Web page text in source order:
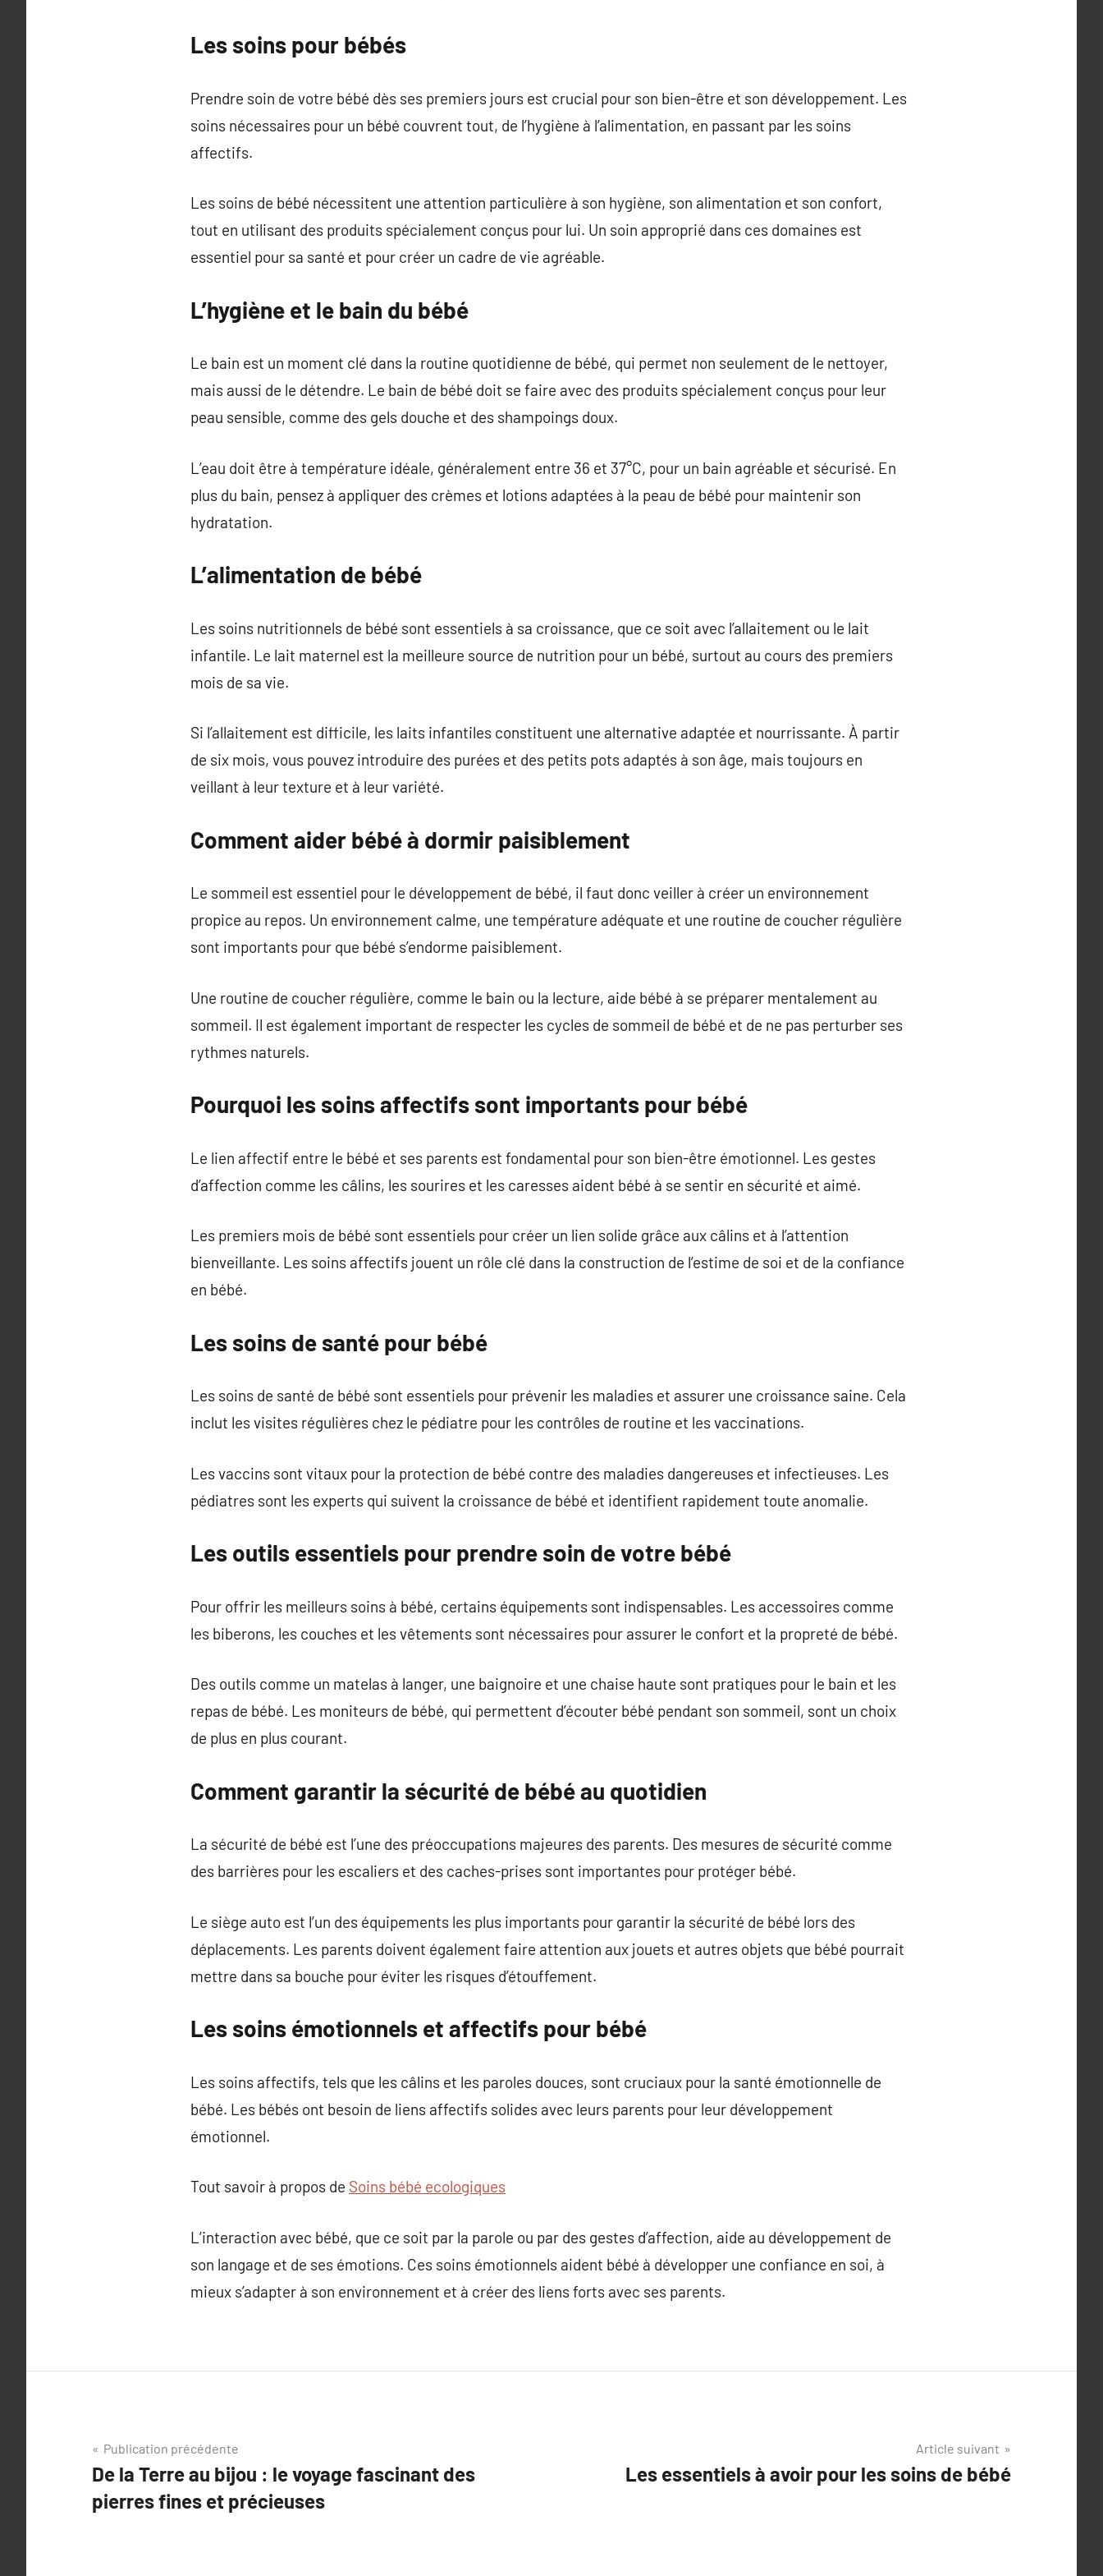
Les soins pour bébés
Prendre soin de votre bébé dès ses premiers jours est crucial pour son bien-être et son développement. Les
soins nécessaires pour un bébé couvrent tout, de l’hygiène à l’alimentation, en passant par les soins
affectifs.
Les soins de bébé nécessitent une attention particulière à son hygiène, son alimentation et son confort,
tout en utilisant des produits spécialement conçus pour lui. Un soin approprié dans ces domaines est
essentiel pour sa santé et pour créer un cadre de vie agréable.
L’hygiène et le bain du bébé
Le bain est un moment clé dans la routine quotidienne de bébé, qui permet non seulement de le nettoyer,
mais aussi de le détendre. Le bain de bébé doit se faire avec des produits spécialement conçus pour leur
peau sensible, comme des gels douche et des shampoings doux.
L’eau doit être à température idéale, généralement entre 36 et 37°C, pour un bain agréable et sécurisé. En
plus du bain, pensez à appliquer des crèmes et lotions adaptées à la peau de bébé pour maintenir son
hydratation.
L’alimentation de bébé
Les soins nutritionnels de bébé sont essentiels à sa croissance, que ce soit avec l’allaitement ou le lait
infantile. Le lait maternel est la meilleure source de nutrition pour un bébé, surtout au cours des premiers
mois de sa vie.
Si l’allaitement est difficile, les laits infantiles constituent une alternative adaptée et nourrissante. À partir
de six mois, vous pouvez introduire des purées et des petits pots adaptés à son âge, mais toujours en
veillant à leur texture et à leur variété.
Comment aider bébé à dormir paisiblement
Le sommeil est essentiel pour le développement de bébé, il faut donc veiller à créer un environnement
propice au repos. Un environnement calme, une température adéquate et une routine de coucher régulière
sont importants pour que bébé s’endorme paisiblement.
Une routine de coucher régulière, comme le bain ou la lecture, aide bébé à se préparer mentalement au
sommeil. Il est également important de respecter les cycles de sommeil de bébé et de ne pas perturber ses
rythmes naturels.
Pourquoi les soins affectifs sont importants pour bébé
Le lien affectif entre le bébé et ses parents est fondamental pour son bien-être émotionnel. Les gestes
d’affection comme les câlins, les sourires et les caresses aident bébé à se sentir en sécurité et aimé.
Les premiers mois de bébé sont essentiels pour créer un lien solide grâce aux câlins et à l’attention
bienveillante. Les soins affectifs jouent un rôle clé dans la construction de l’estime de soi et de la confiance
en bébé.
Les soins de santé pour bébé
Les soins de santé de bébé sont essentiels pour prévenir les maladies et assurer une croissance saine. Cela
inclut les visites régulières chez le pédiatre pour les contrôles de routine et les vaccinations.
Les vaccins sont vitaux pour la protection de bébé contre des maladies dangereuses et infectieuses. Les
pédiatres sont les experts qui suivent la croissance de bébé et identifient rapidement toute anomalie.
Les outils essentiels pour prendre soin de votre bébé
Pour offrir les meilleurs soins à bébé, certains équipements sont indispensables. Les accessoires comme
les biberons, les couches et les vêtements sont nécessaires pour assurer le confort et la propreté de bébé.
Des outils comme un matelas à langer, une baignoire et une chaise haute sont pratiques pour le bain et les
repas de bébé. Les moniteurs de bébé, qui permettent d’écouter bébé pendant son sommeil, sont un choix
de plus en plus courant.
Comment garantir la sécurité de bébé au quotidien
La sécurité de bébé est l’une des préoccupations majeures des parents. Des mesures de sécurité comme
des barrières pour les escaliers et des caches-prises sont importantes pour protéger bébé.
Le siège auto est l’un des équipements les plus importants pour garantir la sécurité de bébé lors des
déplacements. Les parents doivent également faire attention aux jouets et autres objets que bébé pourrait
mettre dans sa bouche pour éviter les risques d’étouffement.
Les soins émotionnels et affectifs pour bébé
Les soins affectifs, tels que les câlins et les paroles douces, sont cruciaux pour la santé émotionnelle de
bébé. Les bébés ont besoin de liens affectifs solides avec leurs parents pour leur développement
émotionnel.
Tout savoir à propos de Soins bébé ecologiques
L’interaction avec bébé, que ce soit par la parole ou par des gestes d’affection, aide au développement de
son langage et de ses émotions. Ces soins émotionnels aident bébé à développer une confiance en soi, à
mieux s’adapter à son environnement et à créer des liens forts avec ses parents.
Navigation
de
l’article
Publication précédente
De la Terre au bijou : le voyage fascinant des
pierres fines et précieuses
Article suivant
Les essentiels à avoir pour les soins de bébé